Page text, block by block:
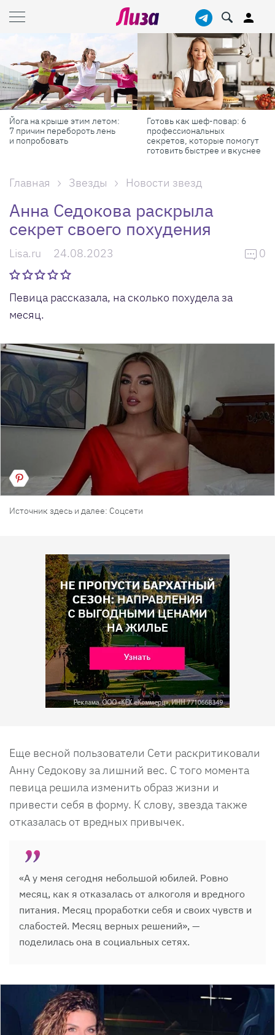
Йога на крыше этим летом:
7 причин перебороть лень
и попробовать
Готовь как шеф-повар: 6
профессиональных
секретов, которые помогут
готовить быстрее и вкуснее
Главная Звезды Новости звезд
Анна Седокова раскрыла
секрет своего похудения
Lisa.ru 24.08.2023 0
Певица рассказала, на сколько похудела за
месяц.
Источник здесь и далее: Соцсети
Еще весной пользователи Сети раскритиковали
Анну Седокову за лишний вес. С того момента
певица решила изменить образ жизни и
привести себя в форму. К слову, звезда также
отказалась от вредных привычек.
«А у меня сегодня небольшой юбилей. Ровно
месяц, как я отказалась от алкоголя и вредного
питания. Месяц проработки себя и своих чувств и
слабостей. Месяц верных решений», —
поделилась она в социальных сетях.